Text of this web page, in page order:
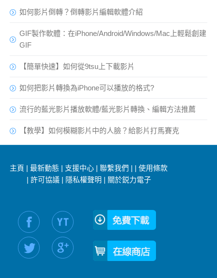
如何影片倒轉？倒轉影片編輯軟體介紹
GIF製作軟體：在iPhone/Android/Windows/Mac上輕鬆創建
GIF
【簡單快速】如何從9tsu上下載影片
如何把影片轉換為iPhone可以播放的格式?
流行的藍光影片播放軟體/藍光影片轉換、編輯方法推薦
【教學】如何模糊影片中的人臉？給影片打馬賽克
主頁 |最新動態 | 支援中心 |聯繫我們 | |使用條款
| 許可協議| 隱私權聲明 | 關於鋭力電子
社交媒體信息：